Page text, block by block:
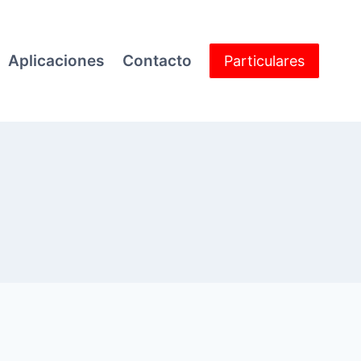
Aplicaciones Contacto Particulares